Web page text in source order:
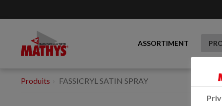
ASSORTIMENT
Produits
FASSICRYL SATIN SPRAY